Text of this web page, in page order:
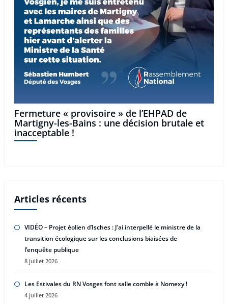
Fermeture « provisoire » de l’EHPAD de
Martigny-les-Bains : une décision brutale et
inacceptable !
Articles récents
VIDÉO – Projet éolien d’Isches : J’ai interpellé le ministre de la
transition écologique sur les conclusions biaisées de
l’enquête publique
8 juillet 2026
Les Estivales du RN Vosges font salle comble à Nomexy !
4 juillet 2026